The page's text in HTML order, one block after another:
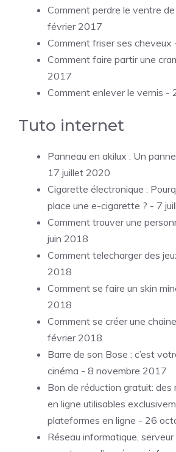
Comment perdre le ventre
février 2017
Comment friser ses cheveux
Comment faire partir une
2017
Comment enlever le vernis -
Tuto internet
Panneau en akilux : Un
17 juillet 2020
Cigarette électronique :
place une e-cigarette ? - 7
Comment trouver une
juin 2018
Comment telecharger des
2018
Comment se faire un skin
2018
Comment se créer une
février 2018
Barre de son Bose : c’est
cinéma - 8 novembre 2017
Bon de réduction gratuit: des
en ligne utilisables
plateformes en ligne - 26
Réseau informatique,